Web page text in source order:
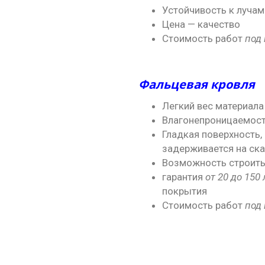
Устойчивость к
Цена — качество
Стоимость работ под
Фальцевая кровля
Легкий вес материала
Гладкая
задерживается на
Возможность
гарантия от 20 до 150
покрытия
Стоимость работ под